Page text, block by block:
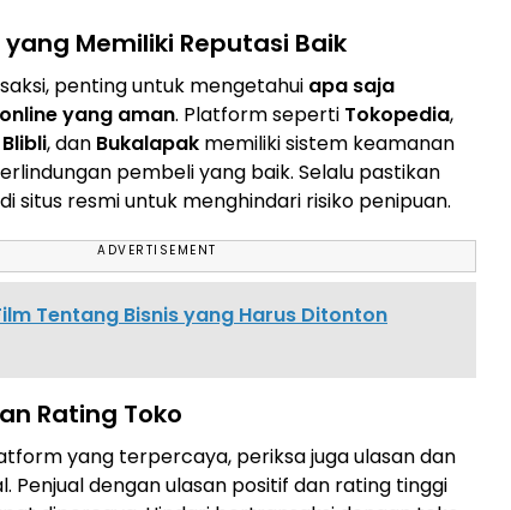
Memiliki Reputasi Baik
penting untuk mengetahui apa saja
yang aman. Platform seperti Tokopedia,
Blibli, dan Bukalapak memiliki sistem keamanan
pembeli yang baik. Selalu pastikan
situs resmi untuk menghindari risiko penipuan.
ADVERTISEMENT
Tentang Bisnis yang Harus Ditonton
Rating Toko
yang terpercaya, periksa juga ulasan dan
Penjual dengan ulasan positif dan rating tinggi